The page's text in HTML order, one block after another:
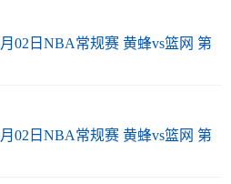
02日NBA常规赛 黄蜂vs篮网 第
02日NBA常规赛 黄蜂vs篮网 第